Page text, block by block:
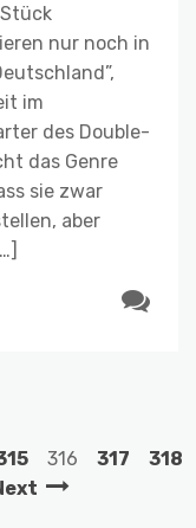
nur noch in
im
des Double-
das Genre
sie zwar
aber
316 317
318